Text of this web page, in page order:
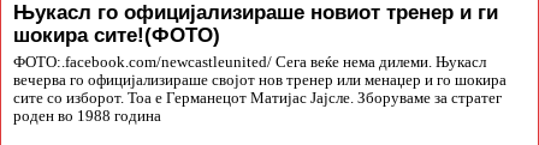
Њукасл го официјализираше новиот тренер и ги
шокира сите!(ФОТО)
ФОТО:.facebook.com/newcastleunited/ Сега веќе нема дилеми. Њукасл
вечерва го официјализираше својот нов тренер или менаџер и го шокира
сите со изборот. Тоа е Германецот Матијас Јајсле. Зборуваме за стратег
роден во 1988 година